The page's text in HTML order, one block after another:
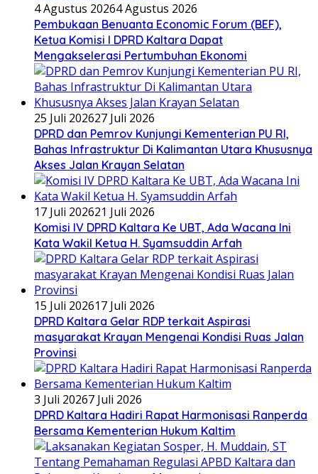
4 Agustus 20264 Agustus 2026
Pembukaan Benuanta Economic Forum (BEF),
Ketua Komisi I DPRD Kaltara Dapat
Mengakselerasi Pertumbuhan Ekonomi
25 Juli 202627 Juli 2026
DPRD dan Pemrov Kunjungi Kementerian PU RI,
Bahas Infrastruktur Di Kalimantan Utara Khususnya
Akses Jalan Krayan Selatan
17 Juli 202621 Juli 2026
Komisi IV DPRD Kaltara Ke UBT, Ada Wacana Ini
Kata Wakil Ketua H. Syamsuddin Arfah
15 Juli 202617 Juli 2026
DPRD Kaltara Gelar RDP terkait Aspirasi
masyarakat Krayan Mengenai Kondisi Ruas Jalan
Provinsi
3 Juli 20267 Juli 2026
DPRD Kaltara Hadiri Rapat Harmonisasi Ranperda
Bersama Kementerian Hukum Kaltim